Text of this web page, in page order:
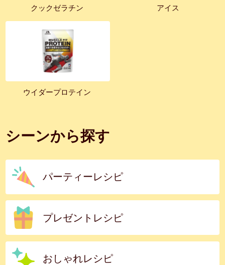
クックゼラチン アイス
ウイダープロテイン
シーンから探す
パーティーレシピ
プレゼントレシピ
おしゃれレシピ